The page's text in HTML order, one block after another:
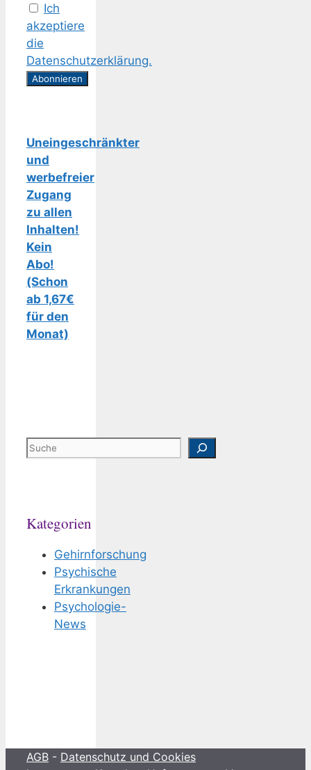
Ich
akzeptiere
die
Datenschutzerklärung.
Uneingeschränkter
und
werbefreier
Zugang
zu allen
Inhalten!
Kein
Abo!
(Schon
ab 1,67€
für den
Monat)
Suchen
Kategorien
Gehirnforschung
Psychische
Erkrankungen
Psychologie-
News
AGB - Datenschutz und Cookies